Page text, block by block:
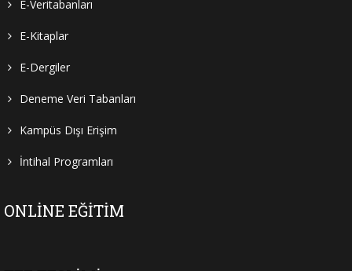
E-Veritabanları
E-Kitaplar
E-Dergiler
Deneme Veri Tabanları
Kampüs Dışı Erişim
İntihal Programları
ONLINE EĞITIM